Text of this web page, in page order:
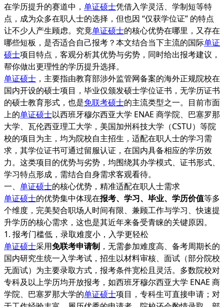
在学历提升的赛道中， 单证硕士凭借入学灵活、学制短等特
点，成为众多在职人士的选择，但也因 “仅获学位证” 的特点
让不少人产生顾虑。究竟单证硕士的核心优势在哪里，又存在
哪些短板，是否适合自己报考？本文结合当下主流的国际单证
硕士项目特点，客观分析其优势与劣势，同时给出报考建议，
帮你做出更理性的学历提升选择。
单证硕士 ，主要指由教育部涉外监管网备案的海外正规院校在
国内开设的硕士项目，毕业仅颁发硕士学位证书，无学历证书
的硕士教育形式，也是免联考硕士的主流类型之一。目前市面
上的单证硕士以西班牙穆尔西亚大学 ENAE 商学院、巴塞罗那
大学、瓦伦西亚理工大学，美国加州科技大学（CSTU）等院
校的项目为主，均为院校自主招生，适配在职人士的学习需
求，其学位证书可通过留服认证，在国内具备相应的学历效
力。这类项目的优势与劣势，均围绕其办学模式、证书形式、
学习特点形成，需结合自身需求客观看待。
一、 单证硕士的核心优势，精准适配在职人士需求
单证硕士的优势集中体现在报考、学习、毕业、学历价值等多
个维度，完美契合职场人时间有限、兼顾工作与学习、快速提
升学历的核心需求，这也是其近年来备受青睐的关键原因。
1. 报考门槛低，录取难度小，入学更轻松
单证硕士采用免联考申请制 ，无需参加难度高、备考周期长的
国内研究生统一入学考试，招生以材料审核、面试（部分院校
无面试）为主要录取方式，报考条件宽松且灵活。多数院校对
专科及以上学历均开放报考，如西班牙穆尔西亚大学 ENAE 商
学院、巴塞罗那大学的单证硕士项目，专科生可直接申请；对